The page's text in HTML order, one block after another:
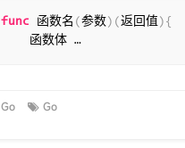
func 函数名 ( 参数) ( 返回值 ) {
    函数体 …
Go Go